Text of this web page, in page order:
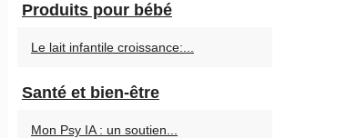
Produits pour bébé
Le lait infantile croissance:...
Santé et bien-être
Mon Psy IA : un soutien...